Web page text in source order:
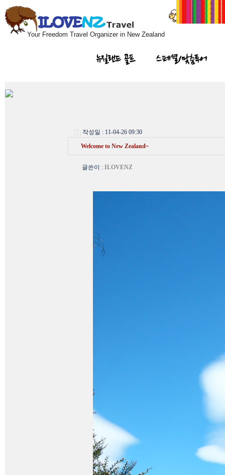
Your Freedom Travel Organizer in New Zealand
뉴질랜드 골프 스페셜/맞춤투어
작성일 : 11-04-26 09:30
Welcome to New Zealand~
글쓴이 : ILOVENZ